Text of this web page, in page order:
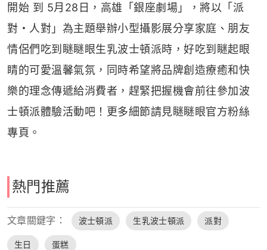
開始 到 5月28日，高雄「銀座劇場」，將以「派
對・人對」為主題舉辦小型攝影展分享家庭、朋友
情侶們吃到瞇瞇眼生乳波士頓派時，好吃到瞇起眼
睛的可愛溫馨氣氛，同時希望將品牌創造療癒和快
樂的理念傳遞給消費者，趕緊把握機會前往參加波
士頓派體驗活動吧！更多細節請見瞇瞇眼官方粉絲
專頁。
熱門推薦
文章關鍵字： 波士頓派 生乳波士頓派 派對
生日 蛋糕